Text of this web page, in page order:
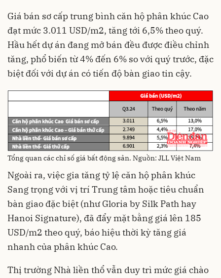
Giá bán sơ cấp trung bình căn hộ phân khúc Cao
đạt mức 3.011 USD/m2, tăng tới 6,5% theo quý.
Hầu hết dự án đang mở bán đều được điều chỉnh
tăng, phổ biến từ 4% đến 6% so với quý trước, đặc
biệt đối với dự án có tiến độ bàn giao tin cậy.
Tổng quan các chỉ số giá bất động sản. Nguồn: JLL Việt Nam
Ngoài ra, việc gia tăng tỷ lệ căn hộ phân khúc
Sang trọng với vị trí Trung tâm hoặc tiêu chuẩn
bàn giao đặc biệt (như Gloria by Silk Path hay
Hanoi Signature), đã đẩy mặt bằng giá lên 185
USD/m2 theo quý, báo hiệu thời kỳ tăng giá
nhanh của phân khúc Cao.
Thị trường Nhà liền thổ vẫn duy trì mức giá chào